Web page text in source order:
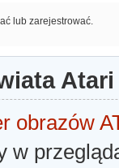
lub zarejestrować.
Atari
obrazów
w